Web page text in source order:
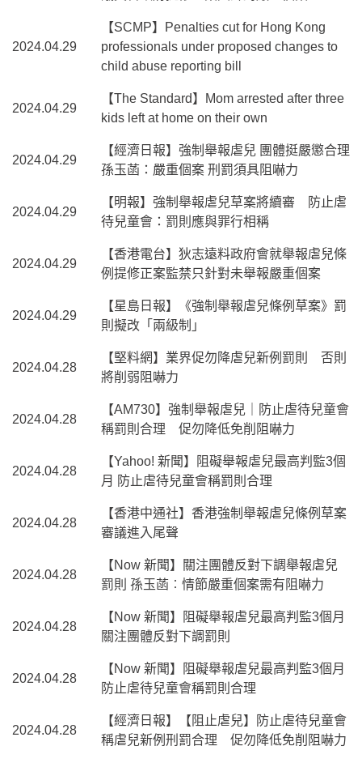
2024.04.29
【SCMP】Penalties cut for Hong Kong
professionals under proposed changes to
child abuse reporting bill
2024.04.29
【The Standard】Mom arrested after three
kids left at home on their own
2024.04.29
【經濟日報】強制舉報虐兒 團體挺嚴懲合理
孫玉菡：嚴重個案 刑罰須具阻嚇力
2024.04.29
【明報】強制舉報虐兒草案將續審 防止虐
待兒童會：罰則應與罪行相稱
2024.04.29
【香港電台】狄志遠料政府會就舉報虐兒條
例提修正案監禁只針對未舉報嚴重個案
2024.04.29
【星島日報】《強制舉報虐兒條例草案》罰
則擬改「兩級制」
2024.04.28
【堅料網】業界促勿降虐兒新例罰則 否則
將削弱阻嚇力
2024.04.28
【AM730】強制舉報虐兒｜防止虐待兒童會
稱罰則合理 促勿降低免削阻嚇力
2024.04.28
【Yahoo! 新聞】阻礙舉報虐兒最高判監3個
月 防止虐待兒童會稱罰則合理
2024.04.28
【香港中通社】香港強制舉報虐兒條例草案
審議進入尾聲
2024.04.28
【Now 新聞】關注團體反對下調舉報虐兒
罰則 孫玉菡︰情節嚴重個案需有阻嚇力
2024.04.28
【Now 新聞】阻礙舉報虐兒最高判監3個月
關注團體反對下調罰則
2024.04.28
【Now 新聞】阻礙舉報虐兒最高判監3個月
防止虐待兒童會稱罰則合理
2024.04.28
【經濟日報】【阻止虐兒】防止虐待兒童會
稱虐兒新例刑罰合理 促勿降低免削阻嚇力